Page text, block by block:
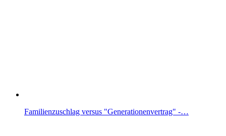
Familienzuschlag versus "Generationenvertrag" -…